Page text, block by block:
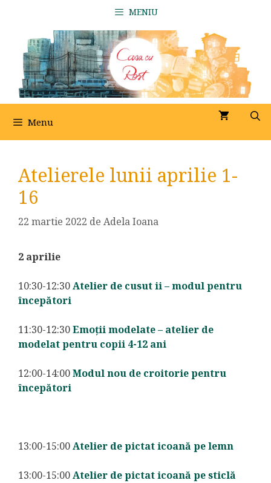
conținut
MENIU
Menu
Atelierele lunii aprilie 1-
16
22 martie 2022 de Adela Ioana
2 aprilie
10:30-12:30Atelier de cusut ii – modul pentru
începători
11:30-12:30Emoții modelate – atelier de
modelat pentru copii 4-12 ani
12:00-14:00Modul nou de croitorie pentru
începători
13:00-15:00Atelier de pictat icoană pe lemn
13:00-15:00Atelier de pictat icoană pe sticlă